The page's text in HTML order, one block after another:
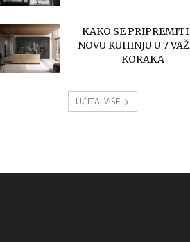
KAKO SE
NOVU KUHINJU U 7
KORAKA
UČITAJ VIŠE